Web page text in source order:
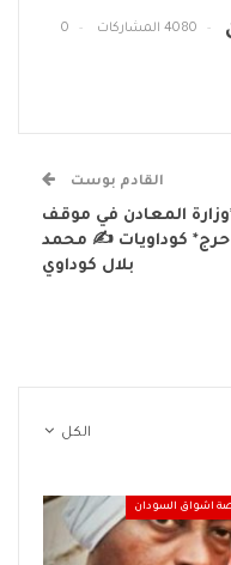
4080 المشاركات 0
القادم بوست
المعادن في موقف
حرج* كوداويات ✍️ محمد
بلال كوداوي
الكل
اشواق السودان